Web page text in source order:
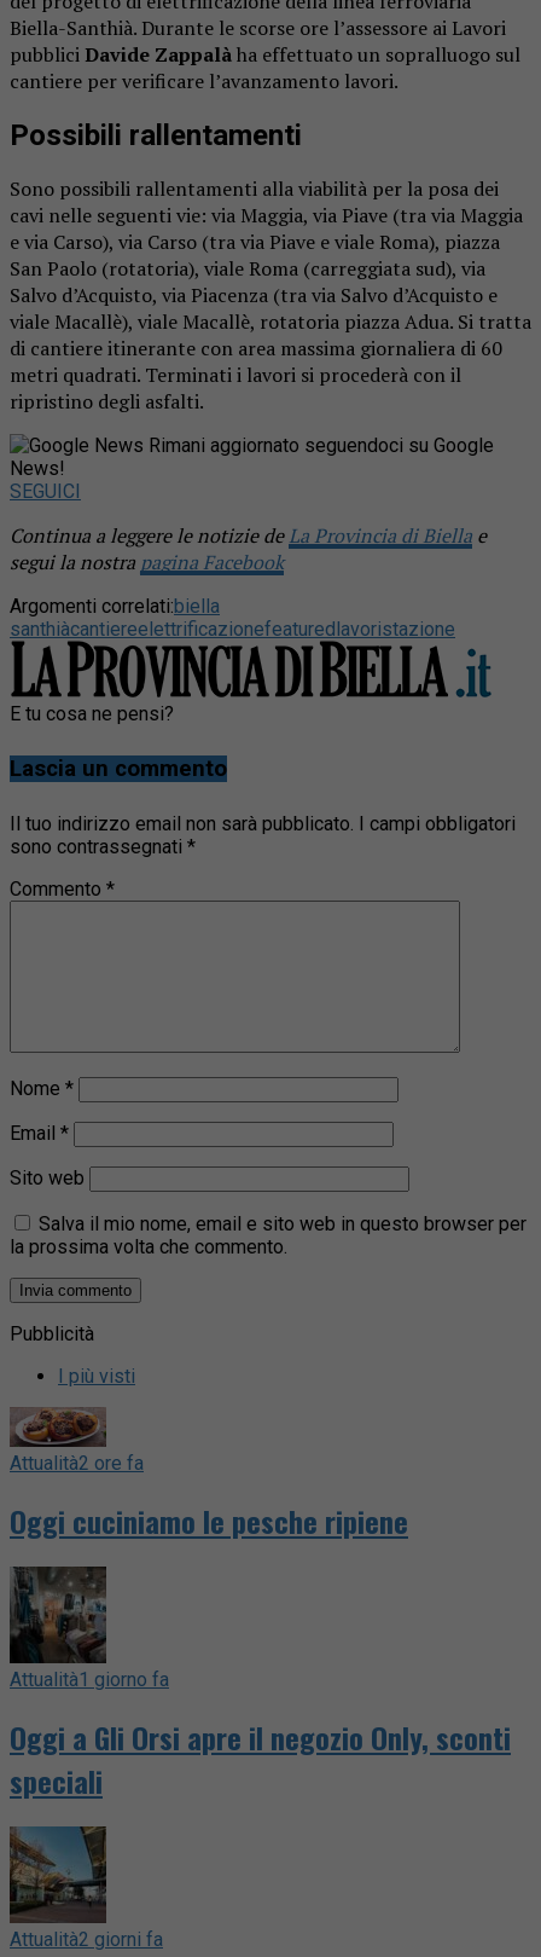
Biella-Santhià. Durante le scorse ore l’assessore ai Lavori
pubblici Davide Zappalàha effettuato un sopralluogo sul
cantiere per verificare l’avanzamento lavori.
Possibili rallentamenti
Sono possibili rallentamenti alla viabilità per la posa dei
cavi nelle seguenti vie: via Maggia, via Piave (tra via Maggia
e via Carso), via Carso (tra via Piave e viale Roma), piazza
San Paolo (rotatoria), viale Roma (carreggiata sud), via
Salvo d’Acquisto, via Piacenza (tra via Salvo d’Acquisto e
viale Macallè), viale Macallè, rotatoria piazza Adua. Si tratta
di cantiere itinerante con area massima giornaliera di 60
metri quadrati. Terminati i lavori si procederà con il
ripristino degli asfalti.
Rimani aggiornato seguendoci su Google
News!
SEGUICI
Continua a leggere le notizie deLa Provincia di Biella e
segui la nostra pagina Facebook
Argomenti correlati:biella
santhiàcantiereelettrificazionefeatured lavoristazione
E tu cosa ne pensi?
Lascia un commento
Il tuo indirizzo email non sarà pubblicato.
I campi obbligatori
sono contrassegnati *
Commento *
Nome *
Email *
Sito web
Salva il mio nome, email e sito web in questo browser per
la prossima volta che commento.
Pubblicità
I più visti
Attualità2 ore fa
Oggi cuciniamo le pesche ripiene
Attualità1 giorno fa
Oggi a Gli Orsi apre il negozio Only, sconti
speciali
Attualità2 giorni fa